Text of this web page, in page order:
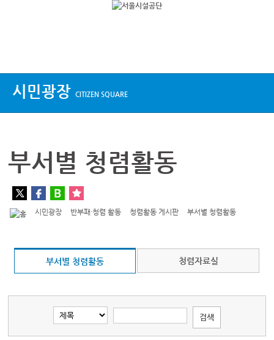
시민광장 CITIZEN SQUARE
부서별 청렴활동
시민광장 반부패·청렴 활동 청렴활동 게시판 부서별 청렴활동
부서별 청렴활동 청렴자료실